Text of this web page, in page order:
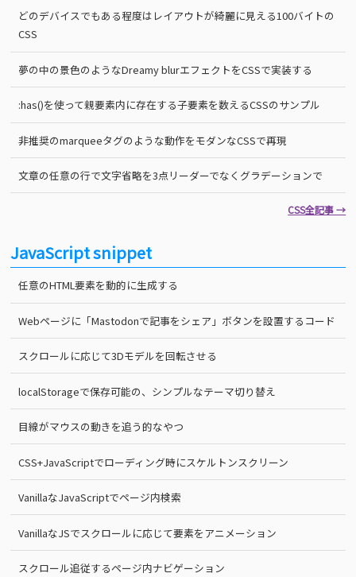
どのデバイスでもある程度はレイアウトが綺麗に見える100バイトの
CSS
夢の中の景色のようなDreamy blurエフェクトをCSSで実装する
:has()を使って親要素内に存在する子要素を数えるCSSのサンプル
非推奨のmarqueeタグのような動作をモダンなCSSで再現
文章の任意の行で文字省略を3点リーダーでなくグラデーションで
CSS全記事 →
JavaScript snippet
任意のHTML要素を動的に生成する
Webページに「Mastodonで記事をシェア」ボタンを設置するコード
スクロールに応じて3Dモデルを回転させる
localStorageで保存可能の、シンプルなテーマ切り替え
目線がマウスの動きを追う的なやつ
CSS+JavaScriptでローディング時にスケルトンスクリーン
VanillaなJavaScriptでページ内検索
VanillaなJSでスクロールに応じて要素をアニメーション
スクロール追従するページ内ナビゲーション